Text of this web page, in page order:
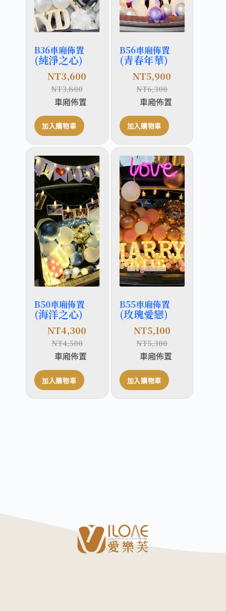
B36車廂佈置
(純淨之心)
NT3,800
NT3,600
車廂佈置
加入購物車
B56車廂佈置
(青春年華)
NT6,300
NT5,900
車廂佈置
加入購物車
B50車廂佈置
(海洋之心)
NT4,500
NT4,300
車廂佈置
加入購物車
B55車廂佈置
(玫瑰愛戀)
NT5,300
NT5,100
車廂佈置
加入購物車